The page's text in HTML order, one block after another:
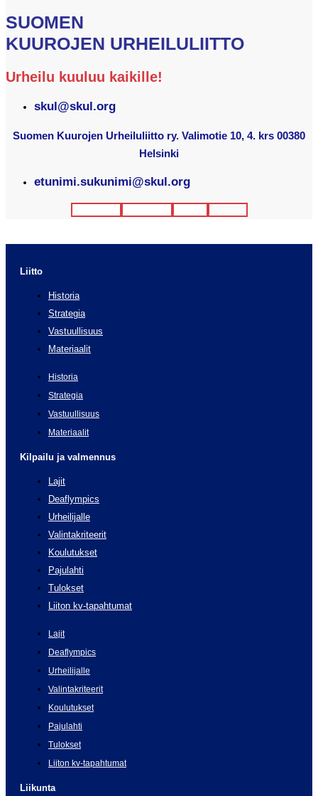
SUOMEN
KUUROJEN URHEILULIITTO
Urheilu kuuluu kaikille!
skul@skul.org
Suomen Kuurojen Urheiluliitto ry. Valimotie 10, 4. krs 00380
Helsinki
etunimi.sukunimi@skul.org
Liitto
Historia
Strategia
Vastuullisuus
Materiaalit
Historia
Strategia
Vastuullisuus
Materiaalit
Kilpailu ja valmennus
Lajit
Deaflympics
Urheilijalle
Valintakriteerit
Koulutukset
Pajulahti
Tulokset
Liiton kv-tapahtumat
Lajit
Deaflympics
Urheilijalle
Valintakriteerit
Koulutukset
Pajulahti
Tulokset
Liiton kv-tapahtumat
Liikunta